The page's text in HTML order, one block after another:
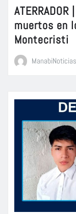
muertos en
Montecristi
ManabiNoticias